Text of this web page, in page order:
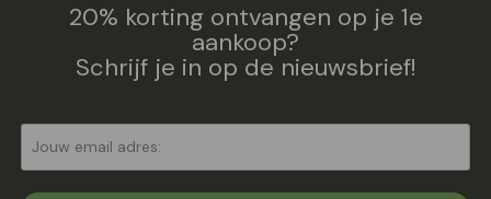
20% korting ontvangen op je 1e
aankoop?
Schrijf je in op de nieuwsbrief!